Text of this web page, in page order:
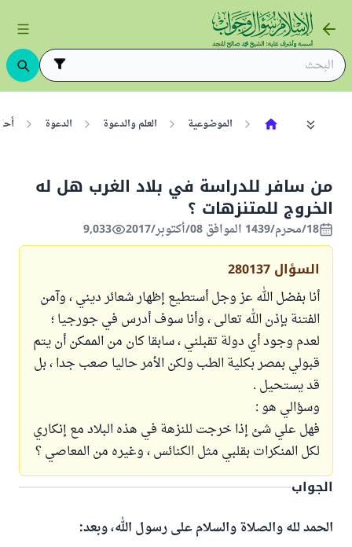
الموضوعية العلم والدعوة الدعوة
من سافر للدراسة في بلاد الغرب هل له
الخروج للمتنزهات ؟
18/محرم/1439 الموافق 08/أكتوبر/2017 9,033
السؤال 280137
أنا بفضل الله عز وجل أستطيع إظهار شعائر ديني ، وآمن
الفتنة بإذن الله تعالى ، وأنا سوف أدرس في جورجيا ؛
لعدم وجود أي دولة تقبلني ، سابقا كان من الممكن أن يتم
قبولي بمصر بكلية الطب ولكن الأمر حاليا صعب جدا ، بل
قد يستحيل .
وسؤالي هو :
فهل علي شئ إذا خرجت للنزهة في هذه البلاد مع إنكاري
لكل المنكرات بقلبي مثل الكنائس ، وغيره من المعاصي ؟
الجواب
الحمد لله والصلاة والسلام على رسول الله، وبعد: